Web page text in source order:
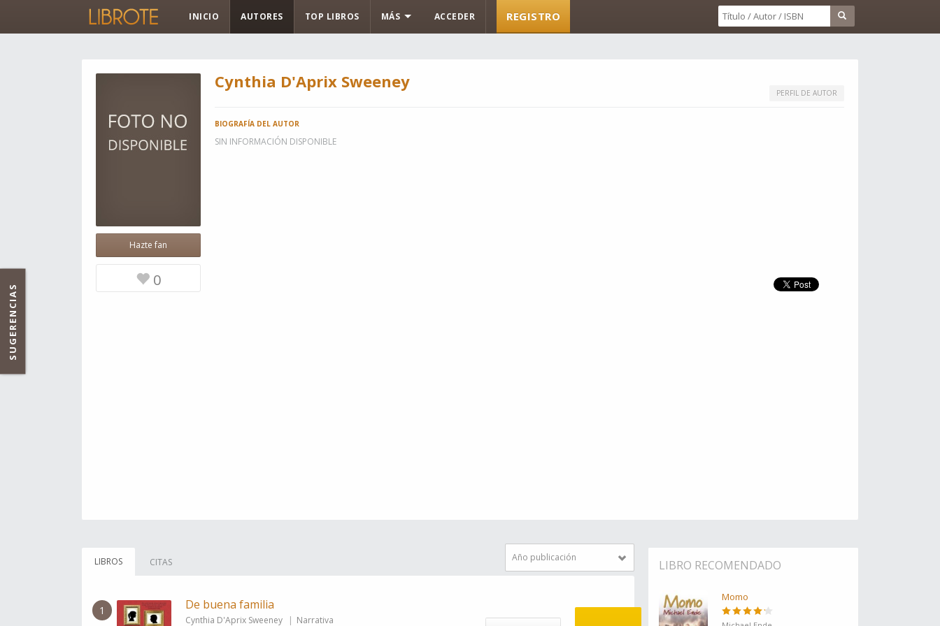
INICIO AUTORES TOP LIBROS MÁS ACCEDER REGISTRO
Hazte fan
0
Cynthia D'Aprix Sweeney
PERFIL DE AUTOR
BIOGRAFÍA DEL AUTOR
SIN INFORMACIÓN DISPONIBLE
LIBROS CITAS Año publicación
1 De buena familia
Cynthia D'Aprix Sweeney Narrativa
LIBRO RECOMENDADO
Momo
SUGERENCIAS